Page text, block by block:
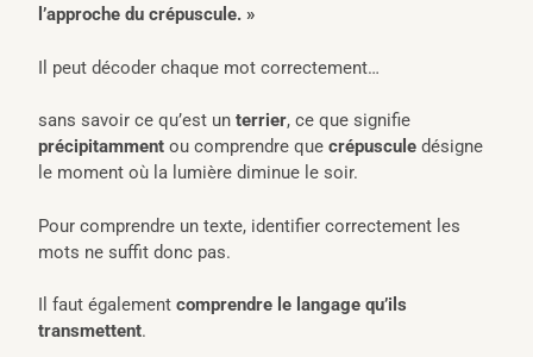
l’approche du crépuscule. »
Il peut décoder chaque mot correctement…
sans savoir ce qu’est un terrier, ce que signifie
précipitamment ou comprendre que crépuscule désigne
le moment où la lumière diminue le soir.
Pour comprendre un texte, identifier correctement les
mots ne suffit donc pas.
Il faut également comprendre le langage qu’ils
transmettent.